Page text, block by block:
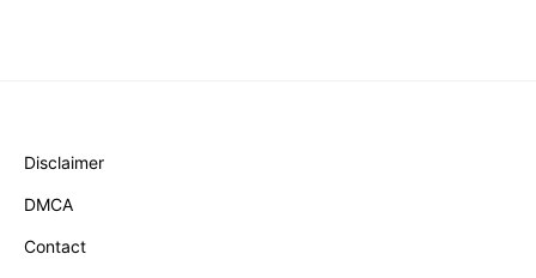
Disclaimer
DMCA
Contact